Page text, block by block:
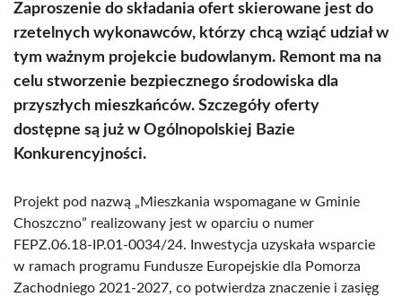
Zaproszenie do składania ofert skierowane jest do
rzetelnych wykonawców, którzy chcą wziąć udział w
tym ważnym projekcie budowlanym. Remont ma na
celu stworzenie bezpiecznego środowiska dla
przyszłych mieszkańców. Szczegóły oferty
dostępne są już w Ogólnopolskiej Bazie
Konkurencyjności.
Projekt pod nazwą „Mieszkania wspomagane w Gminie
Choszczno” realizowany jest w oparciu o numer
FEPZ.06.18-IP.01-0034/24. Inwestycja uzyskała wsparcie
w ramach programu Fundusze Europejskie dla Pomorza
Zachodniego 2021-2027, co potwierdza znaczenie i zasięg